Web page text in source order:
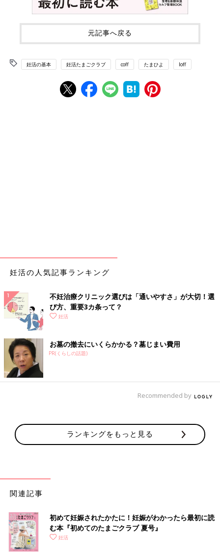
元記事へ戻る
妊活の基本 妊活たまごクラブ coff たまひよ loff
妊活の人気記事ランキング
不妊治療クリニック選びは「通いやすさ」が大切！選
び方、重要3カ条って？
妊活
お墓の撤去にいくらかかる？墓じまい費用
PR(くらしの話題)
Recommended by
ランキングをもっと見る
関連記事
初めて妊娠されたかたに！妊娠がわかったら最初に読
む本『初めてのたまごクラブ 夏号』
妊活